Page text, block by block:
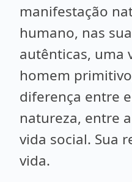
manifestação
humano, nas
autênticas, uma
homem
diferença entre
natureza, entre
vida social. Sua
vida.